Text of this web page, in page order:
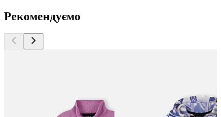
Рекомендуємо